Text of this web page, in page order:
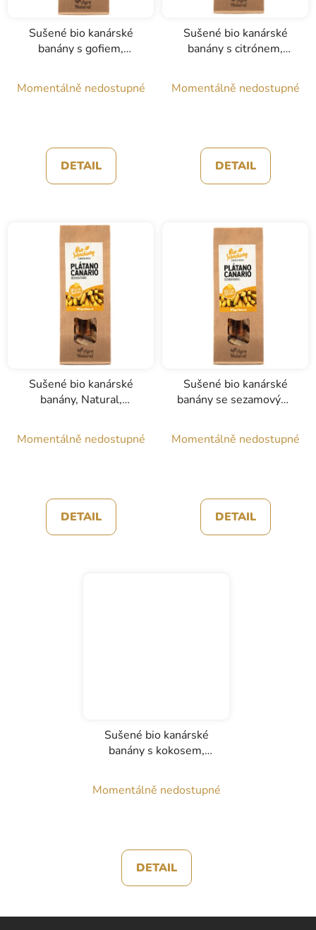
Sušené bio kanárské
banány s gofiem,
Momentálně nedostupné
DETAIL
Sušené bio kanárské
banány s citrónem,
Momentálně nedostupné
DETAIL
Sušené bio kanárské
banány, Natural,
Momentálně nedostupné
DETAIL
Sušené bio kanárské
banány se sezamovými
50g
Momentálně nedostupné
DETAIL
Sušené bio kanárské
banány s kokosem,
Momentálně nedostupné
DETAIL